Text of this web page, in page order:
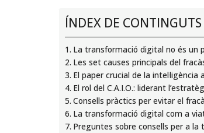
ÍNDEX DE CONTINGUTS
La transformació digital no és un
Les set causes principals del
El paper crucial de la
El rol del C.A.I.O.: liderant
Consells pràctics per evitar el
La transformació digital com a
Preguntes sobre consells per a la